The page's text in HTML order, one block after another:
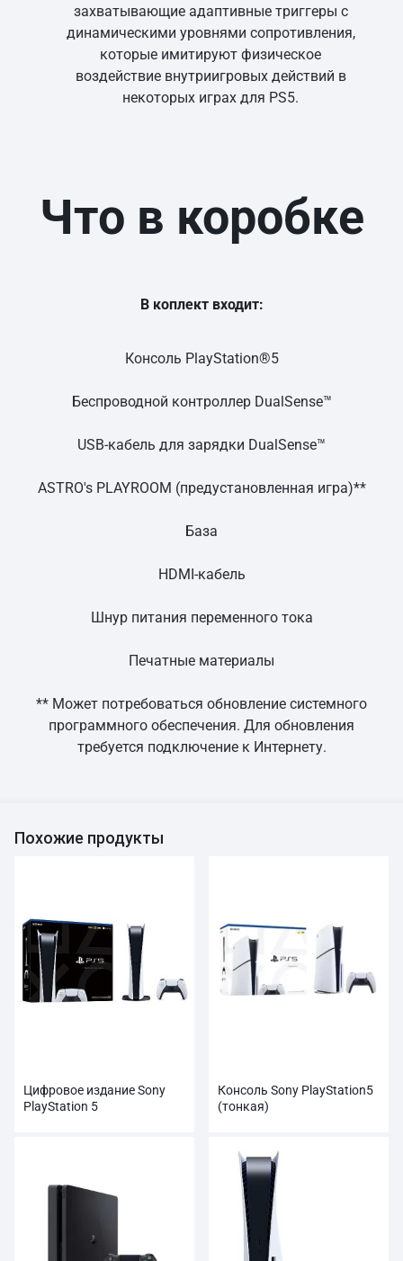
захватывающие адаптивные триггеры с
динамическими уровнями сопротивления,
которые имитируют физическое
воздействие внутриигровых действий в
некоторых играх для PS5.
Что в коробке
В коплект входит:
Консоль PlayStation®5
Беспроводной контроллер DualSense™
USB-кабель для зарядки DualSense™
ASTRO's PLAYROOM (предустановленная игра)**
База
HDMI-кабель
Шнур питания переменного тока
Печатные материалы
** Может потребоваться обновление системного
программного обеспечения. Для обновления
требуется подключение к Интернету.
Похожие продукты
Цифровое издание Sony
PlayStation 5
Консоль Sony PlayStation5
(тонкая)